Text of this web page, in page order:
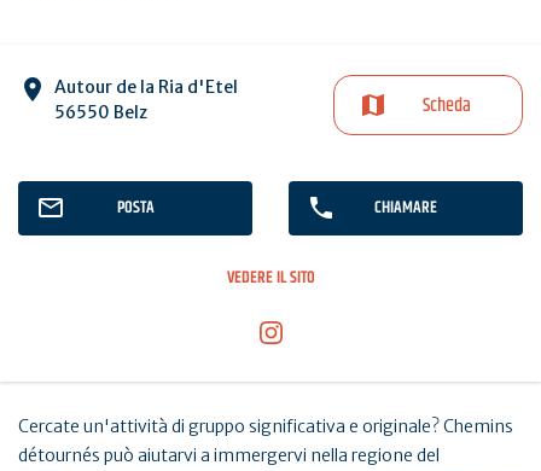
Autour de la Ria d'Etel
56550 Belz
Scheda
POSTA CHIAMARE
VEDERE IL SITO
Cercate un'attività di gruppo significativa e originale? Chemins
détournés può aiutarvi a immergervi nella regione del